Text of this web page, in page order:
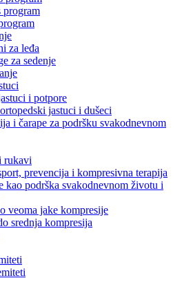
program
za leđa
za sedenje
i potpore
jastuci i dušeci
i čarape za podršku svakodnevnom
rukavi
prevencija i kompresivna terapija
kao podrška svakodnevnom životu i
veoma jake kompresije
srednja kompresija